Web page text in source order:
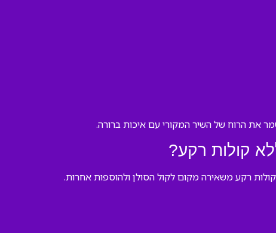
את הרוח של השיר המקורי עם איכות ברורה.
קולות רקע?
רקע משאירה מקום לקול הסולן ולהוספות אחרות.